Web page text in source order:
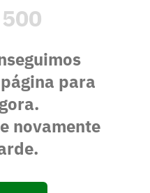
500
para
novamente